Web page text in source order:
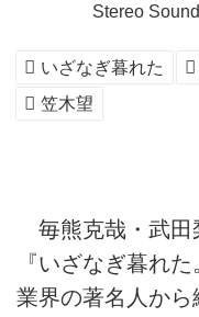
Stereo
いざなぎ暮れた
笠木望
毎熊克哉・武田
『いざなぎ暮れ
業界の著名人から